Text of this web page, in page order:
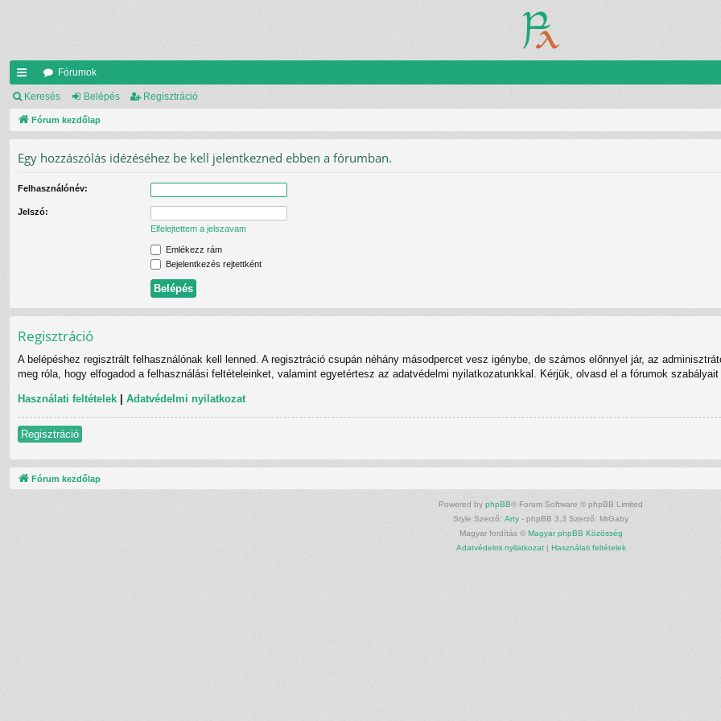
yo
rs
ke
k
Fórumok
Keresés Belépés Regisztráció
Fórum kezdőlap
Egy hozzászólás idézéséhez be kell jelentkezned ebben a fórumban.
Felhasználónév:
Jelszó:
Elfelejtettem a jelszavam
Emlékezz rám
Bejelentkezés rejtettként
Regisztráció
A belépéshez regisztrált felhasználónak kell lenned. A regisztráció csupán néhány másodpercet vesz igénybe, de számos előnnyel jár, az
meg róla, hogy elfogadod a felhasználási feltételeinket, valamint egyetértesz az adatvédelmi nyilatkozatunkkal. Kérjük, olvasd el a fórumok szabályait
Használati feltételek | Adatvédelmi nyilatkozat
Regisztráció
Fórum kezdőlap
Powered by phpBB® Forum Software © phpBB Limited
Style Szerző: Arty - phpBB 3.3 Szerző: MrGaby
Magyar fordítás © Magyar phpBB Közösség
Adatvédelmi nyilatkozat| Használati feltételek